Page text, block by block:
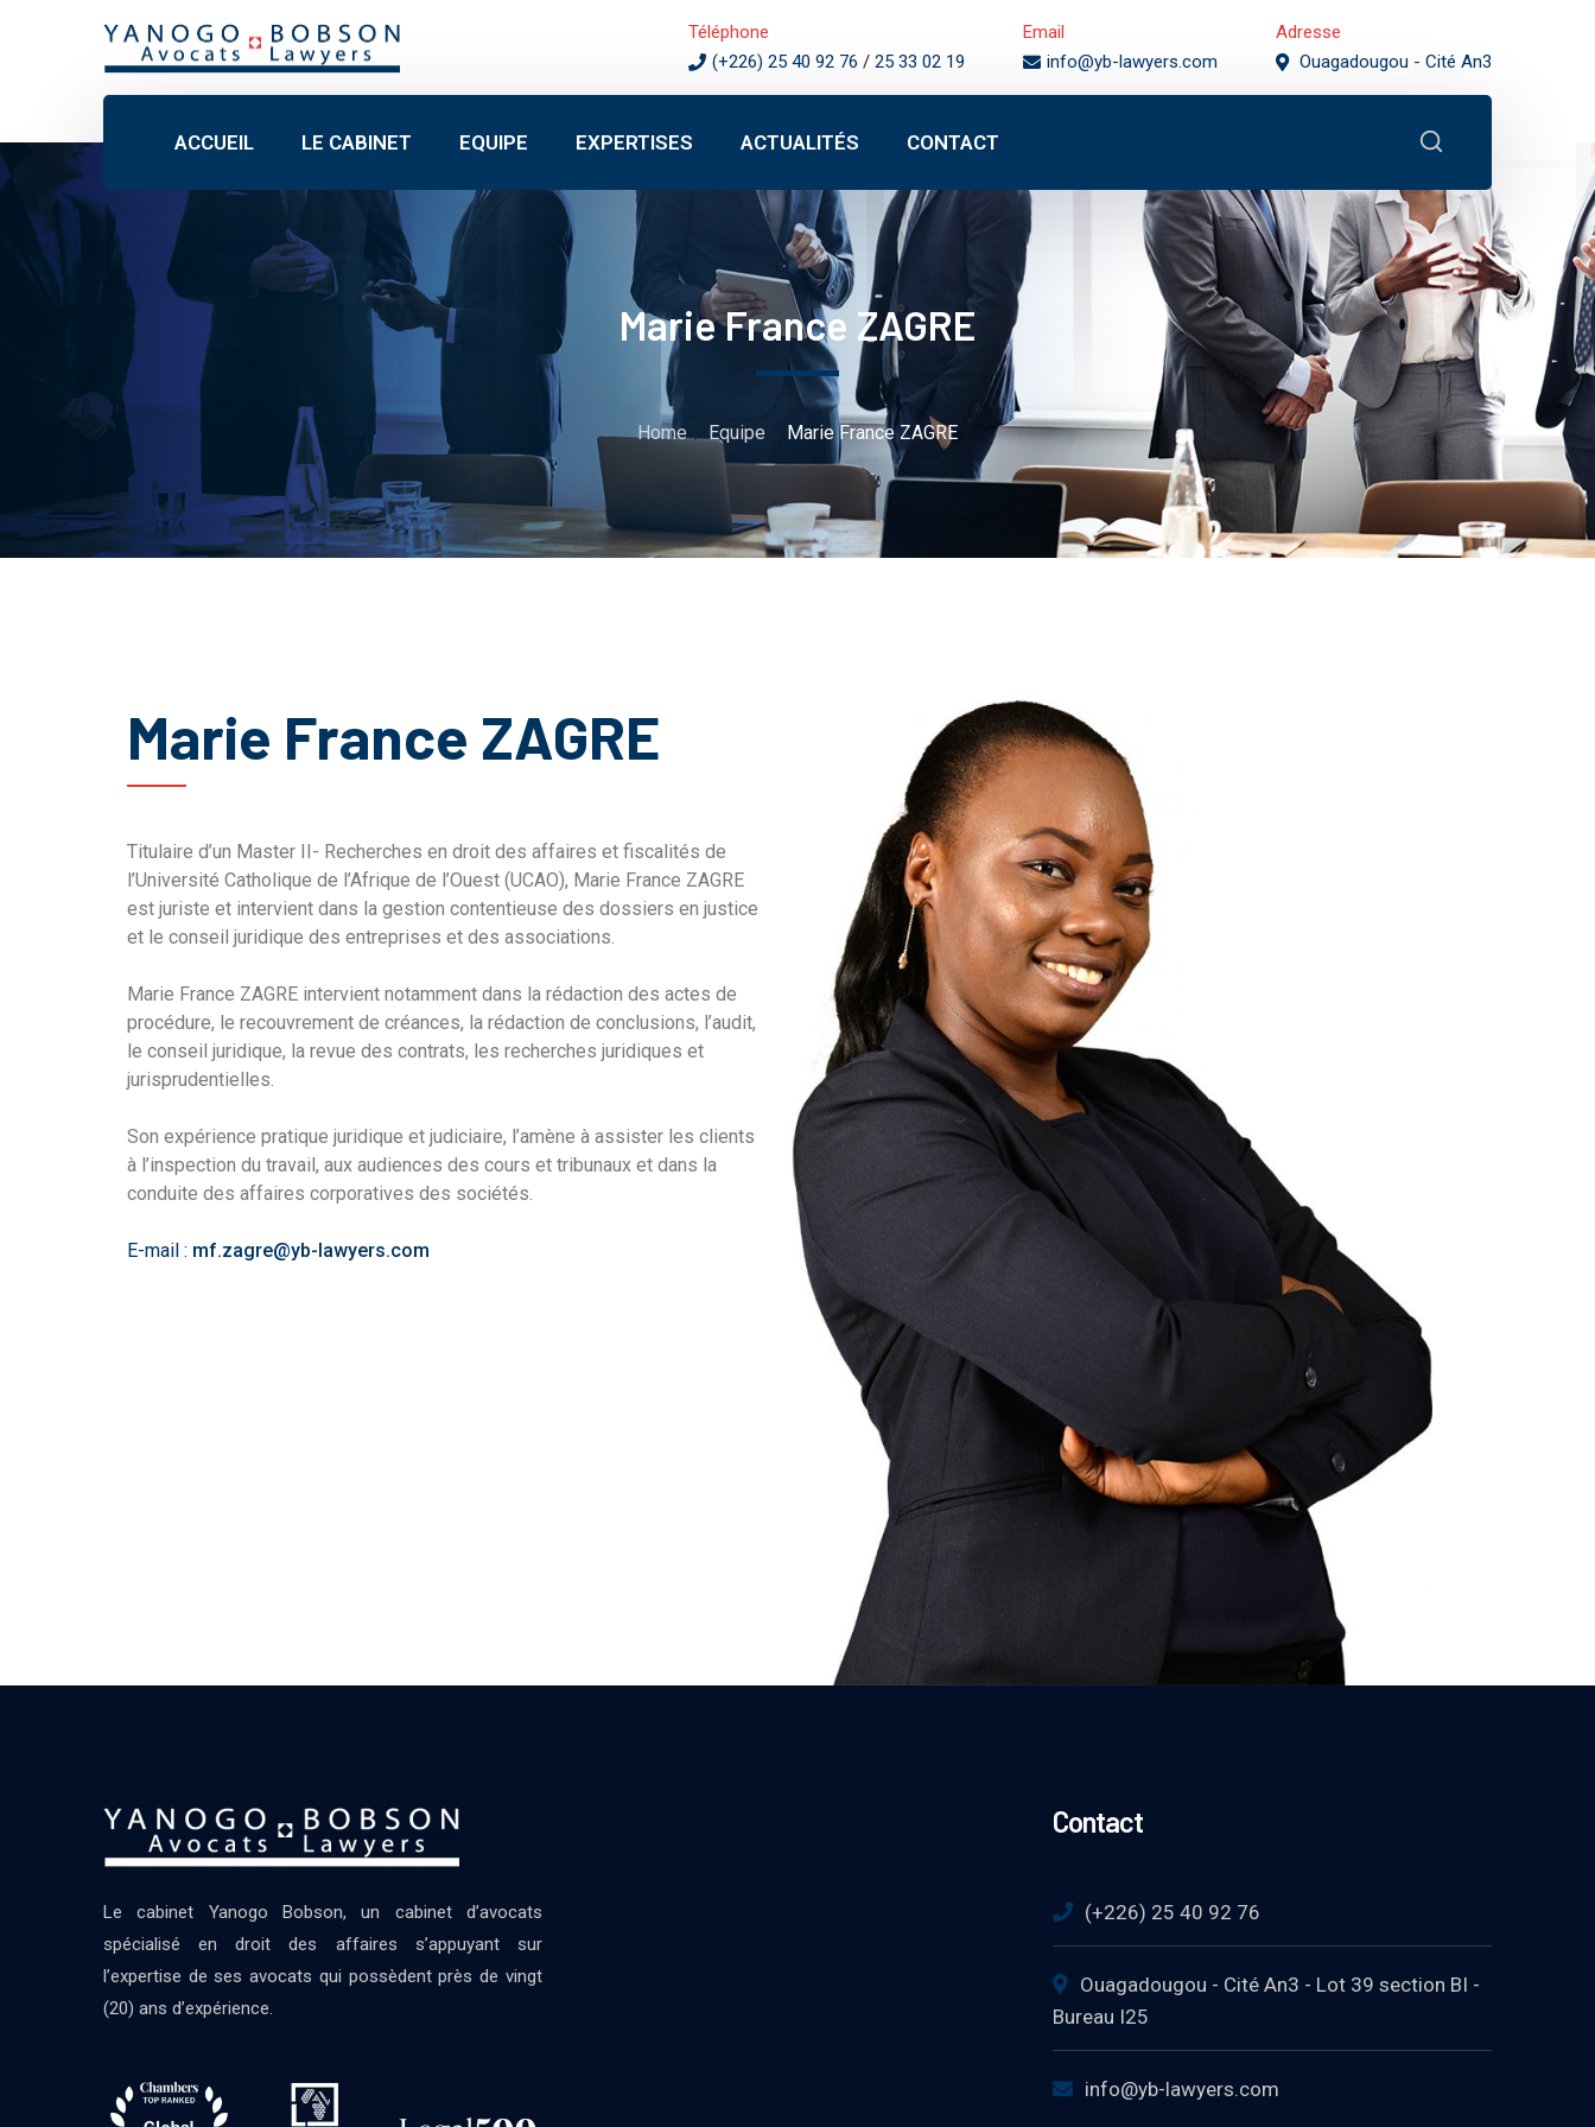
Téléphone
(+226) 25 40 92 76 / 25 33 02 19
Email
info@yb-lawyers.com
Adresse
Ouagadougou - Cité An3
ACCUEIL LE CABINET EQUIPE EXPERTISES ACTUALITÉS CONTACT
Marie France ZAGRE
Home Equipe Marie France ZAGRE
Marie France ZAGRE
Titulaire d’un Master II- Recherches en droit des affaires et fiscalités de
l’Université Catholique de l’Afrique de l’Ouest (UCAO), Marie France ZAGRE
est juriste et intervient dans la gestion contentieuse des dossiers en justice
et le conseil juridique des entreprises et des associations.
Marie France ZAGRE intervient notamment dans la rédaction des actes de
procédure, le recouvrement de créances, la rédaction de conclusions, l’audit,
le conseil juridique, la revue des contrats, les recherches juridiques et
jurisprudentielles.
Son expérience pratique juridique et judiciaire, l’amène à assister les clients
à l’inspection du travail, aux audiences des cours et tribunaux et dans la
conduite des affaires corporatives des sociétés.
E-mail : mf.zagre@yb-lawyers.com
Le cabinet Yanogo Bobson, un cabinet d’avocats
spécialisé en droit des affaires s’appuyant sur
l’expertise de ses avocats qui possèdent près de vingt
(20) ans d’expérience.
Contact
(+226) 25 40 92 76
Ouagadougou - Cité An3 - Lot 39 section BI -
Bureau I25
info@yb-lawyers.com